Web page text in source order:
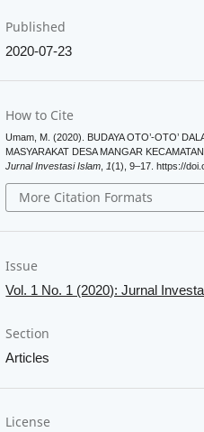
Published
2020-07-23
How to Cite
Umam, M. (2020). BUDAYA OTO’-OTO’
MASYARAKAT DESA MANGAR
Jurnal Investasi Islam 1(1), 9–17. https://
More Citation Formats
Issue
Vol. 1 No. 1 (2020): Jurnal
Section
Articles
License